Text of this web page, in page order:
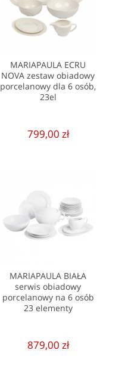
MARIAPAULA ECRU
NOVA zestaw obiadowy
porcelanowy dla 6 osób,
23el
799,00 zł
MARIAPAULA BIAŁA
serwis obiadowy
porcelanowy na 6 osób
23 elementy
879,00 zł